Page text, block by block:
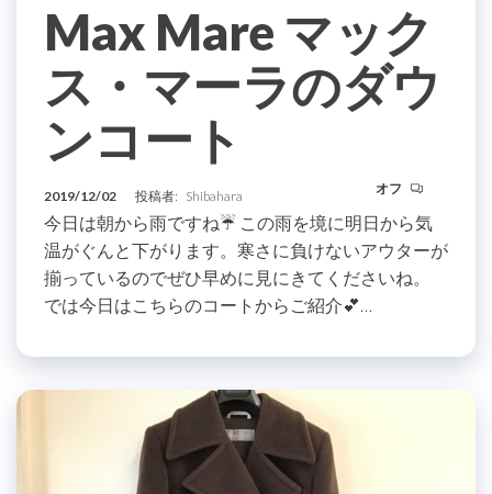
Max Mare マック
ス・マーラのダウ
ンコート
2019/12/02 投稿者: Shibahara オフ
今日は朝から雨ですね☔️ この雨を境に明日から気
温がぐんと下がります。寒さに負けないアウターが
揃っているのでぜひ早めに見にきてくださいね。
では今日はこちらのコートからご紹介💕…